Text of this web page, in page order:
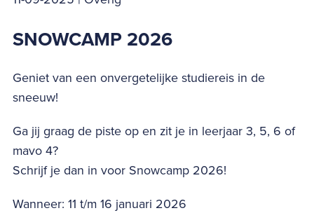
SNOWCAMP 2026
Geniet van een onvergetelijke studiereis in de
sneeuw!
Ga jij graag de piste op en zit je in leerjaar 3, 5, 6 of
mavo 4?
Schrijf je dan in voor Snowcamp 2026!
Wanneer: 11 t/m 16 januari 2026